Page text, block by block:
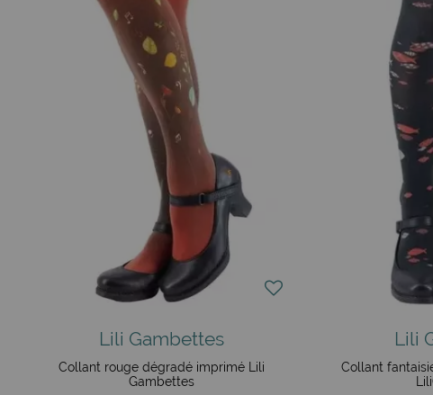
Pour ses dessins, la marque fait appel à des artistes
Busnel, Nicoletta Ceccoli, Emilie Menu et Noémi Hurter de
battus du collant noir, voile ou résille, pour offrir des pièces
Vous retrouverez leurs motifs sur les , les
cadeaux originales que nous vous proposons en boutique
Vente en ligne de collants de qualité premium et fantaisie :
Avec une expédition rapide garantie, les collants Lili
durables. Faites le choix de la qualité et laissez-vous séduire
Lili Gambettes
Collant rouge dégradé imprimé Lili
Gambettes
Lili
Collant